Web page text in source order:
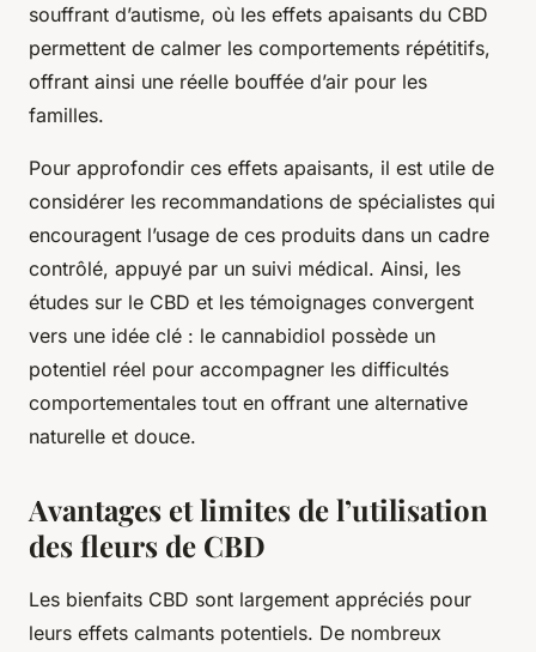
souffrant d’autisme, où les effets apaisants du CBD
permettent de calmer les comportements répétitifs,
offrant ainsi une réelle bouffée d’air pour les
familles.
Pour approfondir ces effets apaisants, il est utile de
considérer les recommandations de spécialistes qui
encouragent l’usage de ces produits dans un cadre
contrôlé, appuyé par un suivi médical. Ainsi, les
études sur le CBD et les témoignages convergent
vers une idée clé : le cannabidiol possède un
potentiel réel pour accompagner les difficultés
comportementales tout en offrant une alternative
naturelle et douce.
Avantages et limites de l’utilisation
des fleurs de CBD
Les bienfaits CBD sont largement appréciés pour
leurs effets calmants potentiels. De nombreux